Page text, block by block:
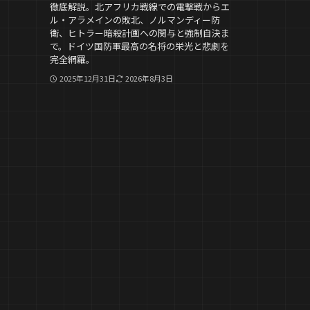
徹底解説。北アフリカ戦線での電撃戦からエ
ル・アラメインの敗北、ノルマンディー防
衛、ヒトラー暗殺計画への関与と強制自決ま
で。ドイツ国防軍最高の名将の栄光と悲劇を
完全網羅。
2025年12月31日 2026年8月3日